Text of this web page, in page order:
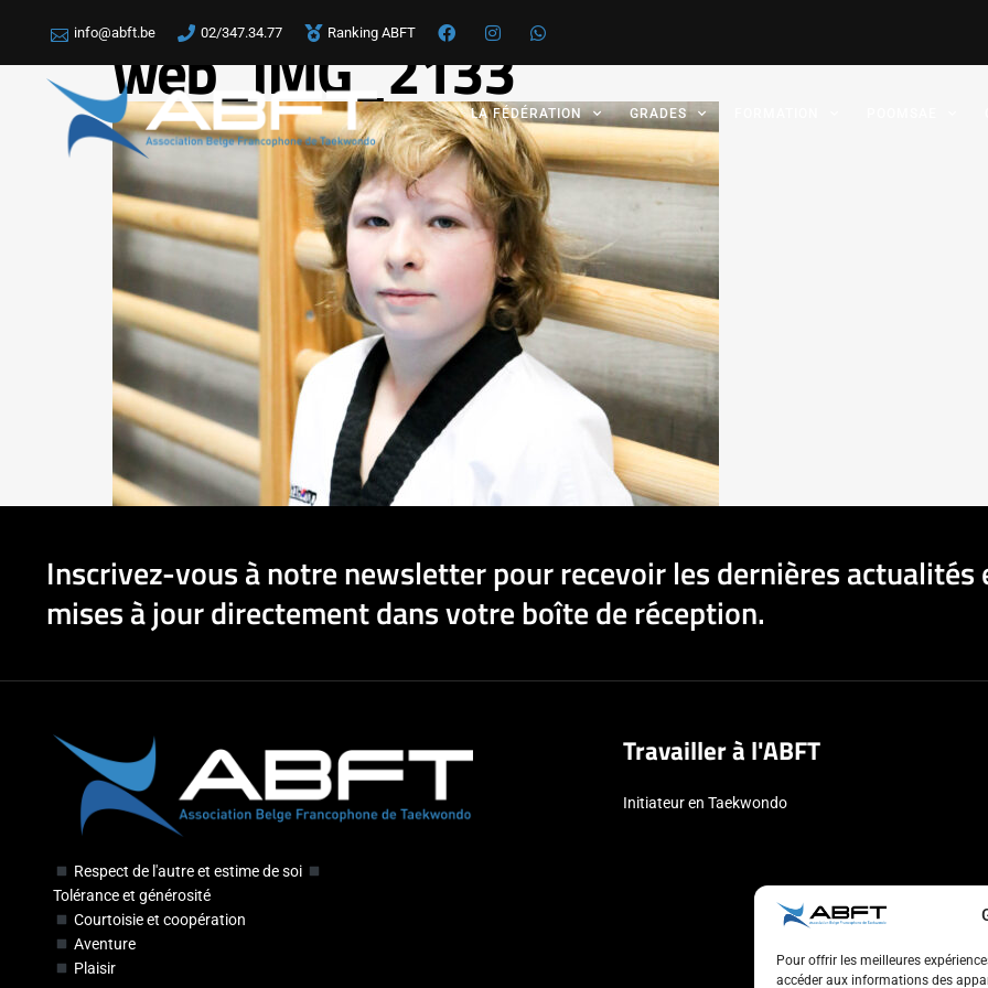
Pour offrir les meilleures
accéder aux informations des
info@abft.be 02/347.34.77 Ranking ABFT
LA FÉDÉRATION GRADES
web_IMG_2133
Inscrivez-vous à notre newsletter pour recevoir les dernières actualités
mises à jour directement dans votre boîte de réception.
Respect de l'autre et estime de soi
Tolérance et générosité
Courtoisie et coopération
Aventure
Plaisir
Travailler à l'ABFT
Initiateur en Taekwondo